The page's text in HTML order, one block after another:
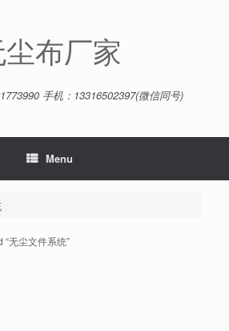
布厂家
手机：13316502397(微信同号)
Menu
无尘文件系统”